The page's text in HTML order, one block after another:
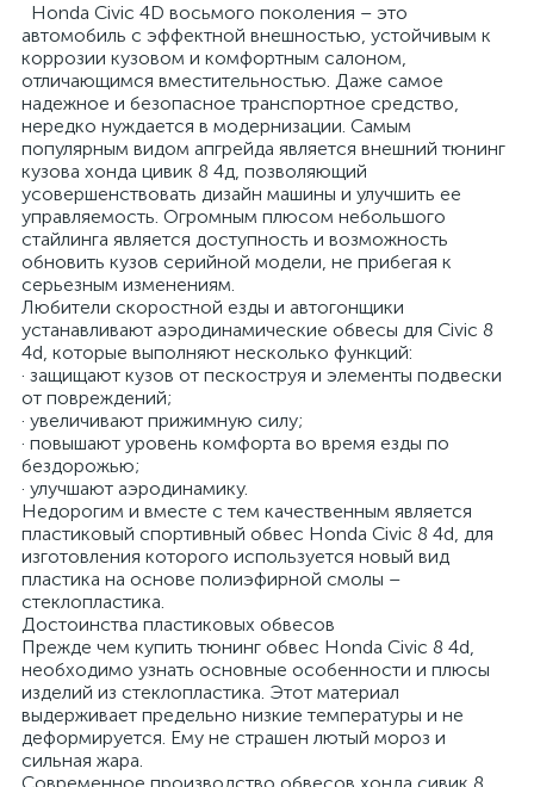
Honda Civic 4D восьмого поколения – это
автомобиль с эффектной внешностью, устойчивым к
коррозии кузовом и комфортным салоном,
отличающимся вместительностью. Даже самое
надежное и безопасное транспортное средство,
нередко нуждается в модернизации. Самым
популярным видом апгрейда является внешний тюнинг
кузова хонда цивик 8 4д, позволяющий
усовершенствовать дизайн машины и улучшить ее
управляемость. Огромным плюсом небольшого
стайлинга является доступность и возможность
обновить кузов серийной модели, не прибегая к
серьезным изменениям.
Любители скоростной езды и автогонщики
устанавливают аэродинамические обвесы для Civic 8
4d, которые выполняют несколько функций:
· защищают кузов от пескоструя и элементы подвески
от повреждений;
· увеличивают прижимную силу;
· повышают уровень комфорта во время езды по
бездорожью;
· улучшают аэродинамику.
Недорогим и вместе с тем качественным является
пластиковый спортивный обвес Honda Civic 8 4d, для
изготовления которого используется новый вид
пластика на основе полиэфирной смолы –
стеклопластика.
Достоинства пластиковых обвесов
Прежде чем купить тюнинг обвес Honda Civic 8 4d,
необходимо узнать основные особенности и плюсы
изделий из стеклопластика. Этот материал
выдерживает предельно низкие температуры и не
деформируется. Ему не страшен лютый мороз и
сильная жара.